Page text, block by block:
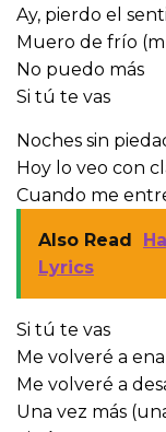
Ay, pierdo el
Muero de frío
No puedo más
Si tú te vas
Noches sin
Hoy lo veo con
Cuando me
Also Read
Lyrics
Si tú te vas
Me volveré a
Me volveré a
Una vez más